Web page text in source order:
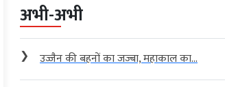
अभी-अभी
❯ उज्जैन की बहनों का जज्बा, महाकाल का...